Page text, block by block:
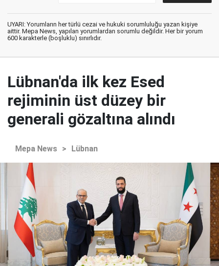
UYARI: Yorumların her türlü cezai ve hukuki sorumluluğu yazan kişiye
aittir. Mepa News, yapılan yorumlardan sorumlu değildir. Her bir yorum
600 karakterle (boşluklu) sınırlıdır.
Lübnan'da ilk kez Esed
rejiminin üst düzey bir
generali gözaltına alındı
Mepa News > Lübnan